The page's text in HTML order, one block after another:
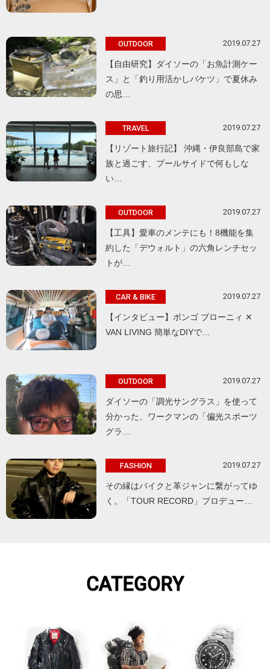
OUTDOOR 2019.07.27
【自由研究】ダイソーの「お魚計測ケー
ス」と「釣り用活かしバケツ」で夏休み
の思…
TRAVEL 2019.07.27
【リゾート旅行記】 沖縄・伊良部島で家
族と過ごす、プールサイドで何もしな
い…
OUTDOOR 2019.07.27
【工具】愛車のメンテにも！8機能を集
約した「デウォルト」の六角レンチセッ
トが…
CAR & BIKE 2019.07.27
【インタビュー】ボンゴ ブローニィ ✕
VAN LIVING 簡単なDIYで…
OUTDOOR 2019.07.27
ダイソーの「調光サングラス」を使って
分かった、ワークマンの「偏光スポーツ
グラ…
FASHION 2019.07.27
その縁はバイクと革ジャンに繋がってゆ
く。「TOUR RECORD」プロデュー…
CATEGORY